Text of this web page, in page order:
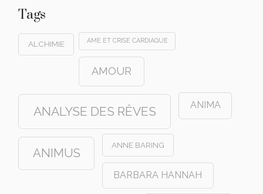
Tags
ALCHIMIE AME ET CRISE CARDIAQUE
AMOUR
ANALYSE DES RÊVES ANIMA
ANIMUS
ANNE BARING
BARBARA HANNAH